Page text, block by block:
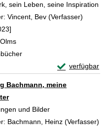
sein Leben, seine Inspiration
Vincent, Bev (Verfasser)
verfügbar
Exemplar-
Bachmann, meine
und Bilder
Bachmann, Heinz (Verfasser)